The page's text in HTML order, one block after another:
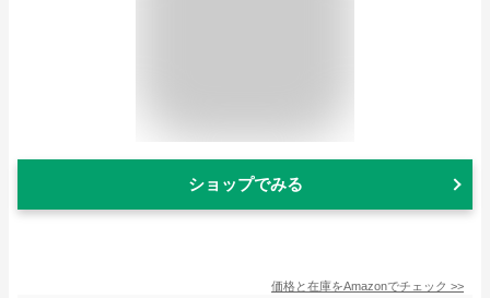
ショップでみる
価格と在庫をAmazonでチェック >>